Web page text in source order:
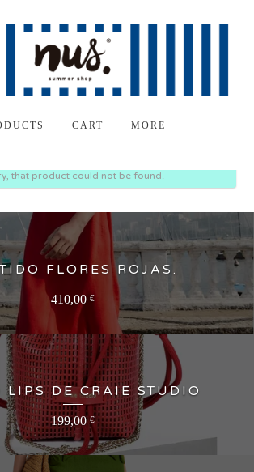
CART MORE
that product could not be found.
FLORES ROJAS.
410,00 €
LIPS DE CRAIE STUDIO
199,00 €